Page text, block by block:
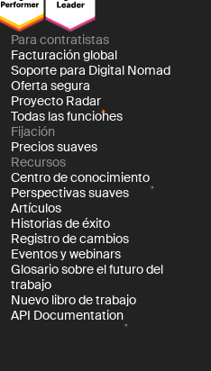
Para contratistas
Facturación global
Soporte para Digital Nomad
Oferta segura
Proyecto Radar
Todas las funciones
Fijación
Precios suaves
Recursos
Centro de conocimiento
Perspectivas suaves
Artículos
Historias de éxito
Registro de cambios
Eventos y webinars
Glosario sobre el futuro del
trabajo
Nuevo libro de trabajo
API Documentation